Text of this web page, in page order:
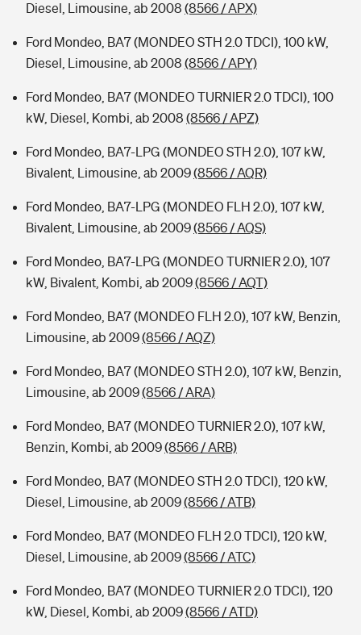
Diesel, Limousine, ab 2008 (8566 / APX)
Ford Mondeo, BA7 (MONDEO STH 2.0 TDCI), 100 kW,
Diesel, Limousine, ab 2008 (8566 / APY)
Ford Mondeo, BA7 (MONDEO TURNIER 2.0 TDCI), 100
kW, Diesel, Kombi, ab 2008 (8566 / APZ)
Ford Mondeo, BA7-LPG (MONDEO STH 2.0), 107 kW,
Bivalent, Limousine, ab 2009(8566 / AQR)
Ford Mondeo, BA7-LPG (MONDEO FLH 2.0), 107 kW,
Bivalent, Limousine, ab 2009(8566 / AQS)
Ford Mondeo, BA7-LPG (MONDEO TURNIER 2.0), 107
kW, Bivalent, Kombi, ab 2009(8566 / AQT)
Ford Mondeo, BA7 (MONDEO FLH 2.0), 107 kW, Benzin,
Limousine, ab 2009(8566 / AQZ)
Ford Mondeo, BA7 (MONDEO STH 2.0), 107 kW, Benzin,
Limousine, ab 2009(8566 / ARA)
Ford Mondeo, BA7 (MONDEO TURNIER 2.0), 107 kW,
Benzin, Kombi, ab 2009(8566 / ARB)
Ford Mondeo, BA7 (MONDEO STH 2.0 TDCI), 120 kW,
Diesel, Limousine, ab 2009(8566 / ATB)
Ford Mondeo, BA7 (MONDEO FLH 2.0 TDCI), 120 kW,
Diesel, Limousine, ab 2009(8566 / ATC)
Ford Mondeo, BA7 (MONDEO TURNIER 2.0 TDCI), 120
kW, Diesel, Kombi, ab 2009(8566 / ATD)